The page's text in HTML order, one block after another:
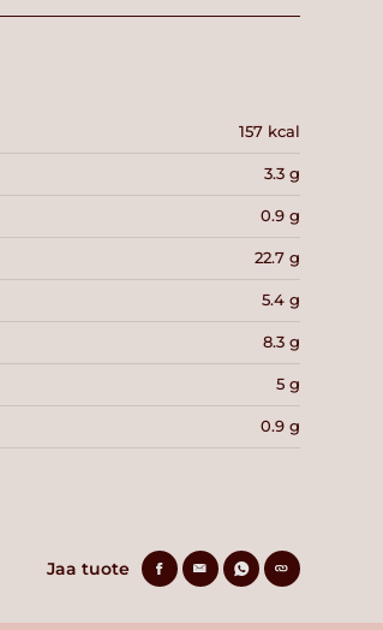
157 kcal
3.3 g
0.9 g
22.7 g
5.4 g
8.3 g
5 g
0.9 g
Jaa tuote